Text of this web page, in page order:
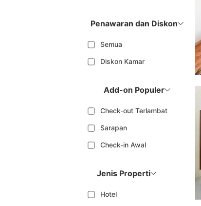
Penawaran dan Diskon
Semua
Diskon Kamar
Add-on Populer
Check-out Terlambat
Sarapan
Check-in Awal
Jenis Properti
Hotel